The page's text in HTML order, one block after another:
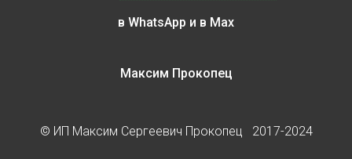
в WhatsApp и в Max
Максим Прокопец
© ИП Максим Сергеевич Прокопец 2017-2024